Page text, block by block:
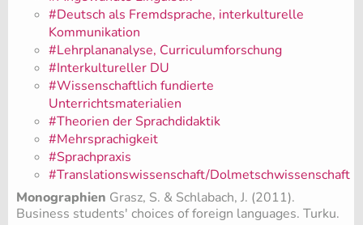
#Deutsch als Fremdsprache, interkulturelle
Kommunikation
#Lehrplananalyse, Curriculumforschung
#Interkultureller DU
#Wissenschaftlich fundierte
Unterrichtsmaterialien
#Theorien der Sprachdidaktik
#Mehrsprachigkeit
#Sprachpraxis
#Translationswissenschaft/Dolmetschwissenschaft
Monographien Grasz, S. & Schlabach, J. (2011).
Business students' choices of foreign languages. Turku.